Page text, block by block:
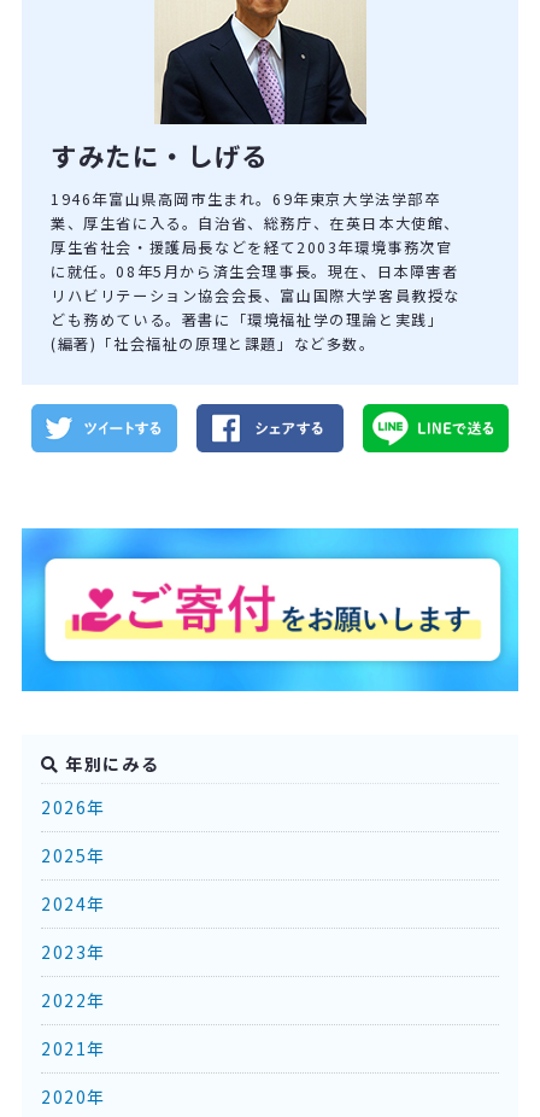
すみたに・しげる
1946年富山県高岡市生まれ。69年東京大学法学部卒
業、厚生省に入る。自治省、総務庁、在英日本大使館、
厚生省社会・援護局長などを経て2003年環境事務次官
に就任。08年5月から済生会理事長。現在、日本障害者
リハビリテーション協会会長、富山国際大学客員教授な
ども務めている。著書に「環境福祉学の理論と実践」
(編著)「社会福祉の原理と課題」など多数。
年別にみる
2026年
2025年
2024年
2023年
2022年
2021年
2020年